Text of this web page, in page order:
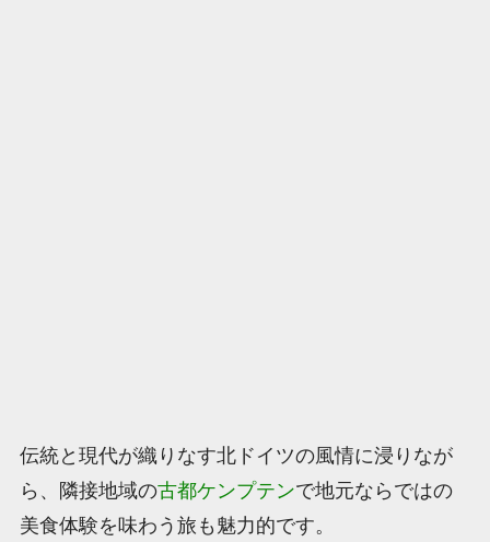
伝統と現代が織りなす北ドイツの風情に浸りなが
ら、隣接地域の古都ケンプテンで地元ならではの
美食体験を味わう旅も魅力的です。